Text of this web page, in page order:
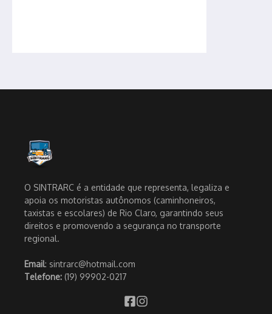
O SINTRARC é a entidade que representa, legaliza e
apoia os motoristas autônomos (caminhoneiros,
taxistas e escolares) de Rio Claro, garantindo seus
direitos e promovendo a segurança no transporte
regional.
Email: sintrarc@hotmail.com
Telefone: (19) 99902-0217